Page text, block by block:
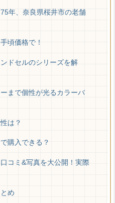
年、奈良県桜井市の老舗
頃価格で！
ドセルのシリーズを解
まで個性が光るカラーバ
は？
購入できる？
コミ&写真を大公開！実際
め